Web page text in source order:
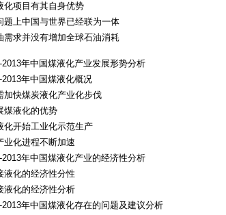
化项目有其自身优势
题上中国与世界已经联为一体
需求并没有增加全球石油消耗
年中国煤液化产业发展形势分析
年中国煤液化概况
加快煤炭液化产业化步伐
煤液化的优势
化开始工业化示范生产
业化进程不断加速
年中国煤液化产业的经济性分析
液化的经济性分性
液化的经济性分析
年中国煤液化存在的问题及建议分析